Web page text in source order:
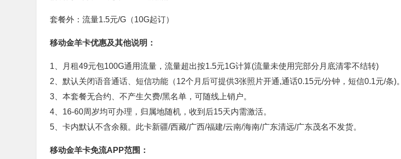
套餐外：流量1.5元/G（10G起订）
移动金羊卡优惠及其他说明：
1、月租49元包100G通用流量，流量超出按1.5元1G计算(流量未使用完部分月底清零不结转)
2、默认关闭语音通话、短信功能（12个月后可提供3张照片开通,通话0.15元/分钟，短信0.1元/条)。
3、本套餐无合约、不产生欠费/黑名单，可随线上销户。
4、16-60周岁均可办理，归属地随机，收到后15天内需激活。
5、卡内默认不含余额。此卡新疆/西藏/广西/福建/云南/海南/广东清远/广东茂名不发货。
移动金羊卡免流APP范围：